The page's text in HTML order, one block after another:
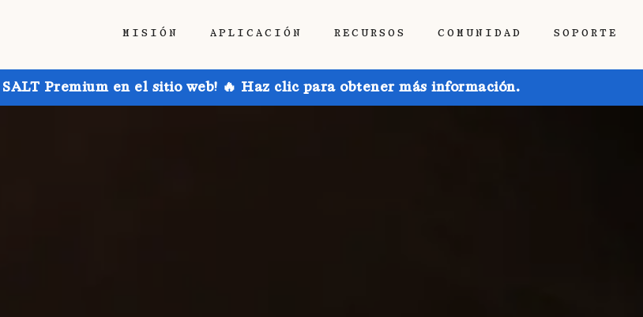
MISIÓN APLICACIÓN RECURSOS COMUNIDAD SOPORTE
Premium en el sitio web! 🔥 Haz clic para obtener más información.